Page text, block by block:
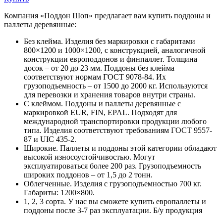
Компания «Поддон Шоп» предлагает вам купить поддоны и
паллеты деревянные:
Без клейма. Изделия без маркировки с габаритами
800×1200 и 1000×1200, с конструкцией, аналогичной
конструкции европоддонов и финпаллет. Толщина
досок – от 20 до 23 мм. Поддоны без клейма
соответствуют нормам ГОСТ 9078-84. Их
грузоподъемность – от 1500 до 2000 кг. Используются
для перевозки и хранения товаров внутри страны.
С клеймом. Поддоны и паллеты деревянные с
маркировкой EUR, FIN, EPAL. Подходят для
международной транспортировки продукции любого
типа. Изделия соответствуют требованиям ГОСТ 9557-
87 и UIC 435-2.
Широкие. Паллеты и поддоны этой категории обладают
высокой износоустойчивостью. Могут
эксплуатироваться более 200 раз. Грузоподъемность
широких поддонов – от 1,5 до 2 тонн.
Облегченные. Изделия с грузоподъемностью 700 кг.
Габариты: 1200×800.
1, 2, 3 сорта. У нас вы сможете купить европаллеты и
поддоны после 3-7 раз эксплуатации. Б/у продукция